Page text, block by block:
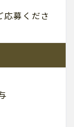
募くださ